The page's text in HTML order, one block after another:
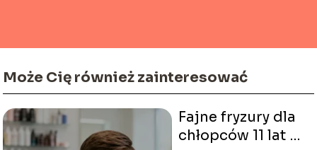
Może Cię również zainteresować
Fajne fryzury dla
chłopców 11 lat –